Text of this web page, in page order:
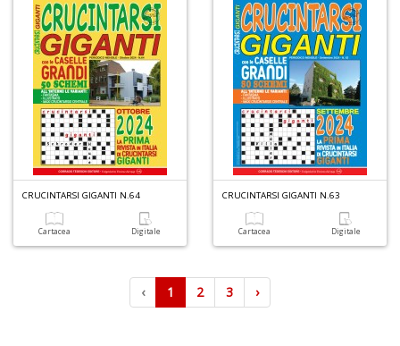
CRUCINTARSI GIGANTI N.64
Cartacea Digitale
CRUCINTARSI GIGANTI N.63
Cartacea Digitale
‹ 1 2 3 ›